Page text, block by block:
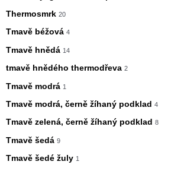
Thermosmrk 20
Tmavě béžová 4
Tmavě hnědá 14
tmavě hnědého thermodřeva 2
Tmavě modrá 1
Tmavě modrá, černě žíhaný podklad 4
Tmavě zelená, černě žíhaný podklad 8
Tmavě šedá 9
Tmavě šedé žuly 1